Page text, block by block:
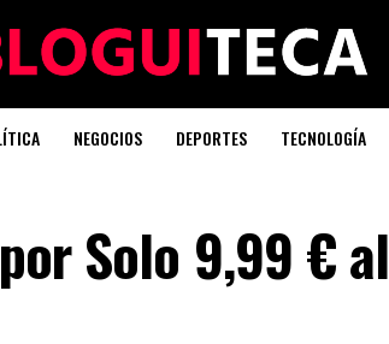
NEGOCIOS DEPORTES TECNOLOGÍA
Solo 9,99 € al